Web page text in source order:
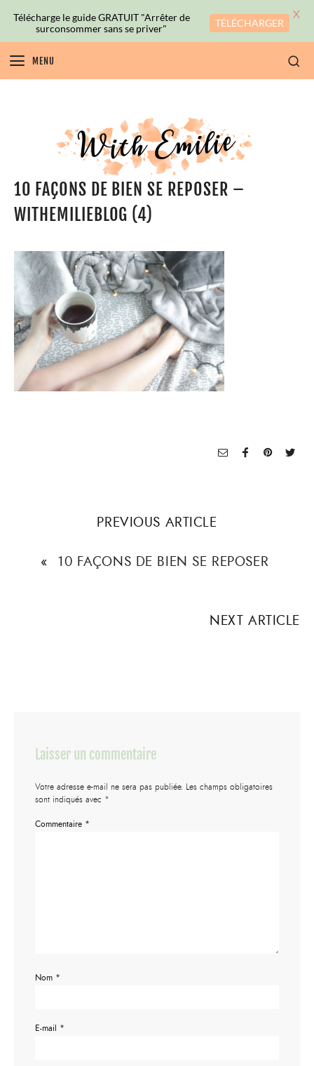
MENU
10 FAÇONS DE BIEN SE REPOSER –
WITHEMILIEBLOG (4)
PREVIOUS ARTICLE
« 10 FAÇONS DE BIEN SE REPOSER
NEXT ARTICLE
Laisser un commentaire
Votre adresse e-mail ne sera pas publiée. Les champs obligatoires
sont indiqués avec *
Commentaire *
Nom *
E-mail *
Télécharge le guide GRATUIT "Arrêter de
surconsommer sans se priver"
TÉLÉCHARGER
X